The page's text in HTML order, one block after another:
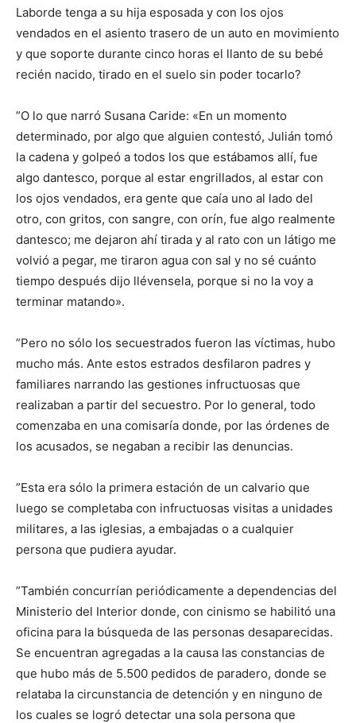
Laborde tenga a su hija esposada y con los ojos
vendados en el asiento trasero de un auto en movimiento
y que soporte durante cinco horas el llanto de su bebé
recién nacido, tirado en el suelo sin poder tocarlo?
”O lo que narró Susana Caride: «En un momento
determinado, por algo que alguien contestó, Julián tomó
la cadena y golpeó a todos los que estábamos allí, fue
algo dantesco, porque al estar engrillados, al estar con
los ojos vendados, era gente que caía uno al lado del
otro, con gritos, con sangre, con orín, fue algo realmente
dantesco; me dejaron ahí tirada y al rato con un látigo me
volvió a pegar, me tiraron agua con sal y no sé cuánto
tiempo después dijo llévensela, porque si no la voy a
terminar matando».
”Pero no sólo los secuestrados fueron las víctimas, hubo
mucho más. Ante estos estrados desfilaron padres y
familiares narrando las gestiones infructuosas que
realizaban a partir del secuestro. Por lo general, todo
comenzaba en una comisaría donde, por las órdenes de
los acusados, se negaban a recibir las denuncias.
”Esta era sólo la primera estación de un calvario que
luego se completaba con infructuosas visitas a unidades
militares, a las iglesias, a embajadas o a cualquier
persona que pudiera ayudar.
”También concurrían periódicamente a dependencias del
Ministerio del Interior donde, con cinismo se habilitó una
oficina para la búsqueda de las personas desaparecidas.
Se encuentran agregadas a la causa las constancias de
que hubo más de 5.500 pedidos de paradero, donde se
relataba la circunstancia de detención y en ninguno de
los cuales se logró detectar una sola persona que